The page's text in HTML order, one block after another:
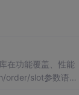
在功能覆盖、性能
order/slot参数语